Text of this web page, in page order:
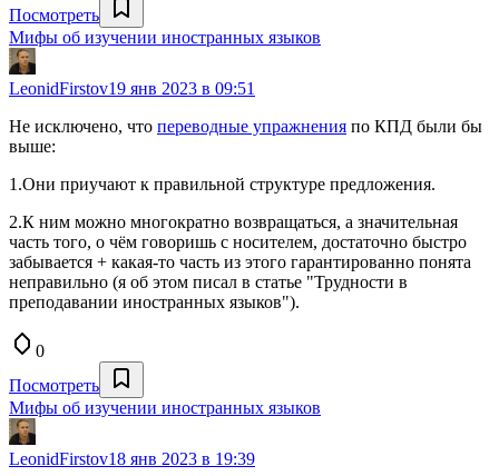
Посмотреть
Мифы об изучении иностранных языков
LeonidFirstov19 янв 2023 в 09:51
Не исключено, что переводные упражнения по КПД были бы
выше:
1.Они приучают к правильной структуре предложения.
2.К ним можно многократно возвращаться, а значительная
часть того, о чём говоришь с носителем, достаточно быстро
забывается + какая-то часть из этого гарантированно понята
неправильно (я об этом писал в статье "Трудности в
преподавании иностранных языков").
0
Посмотреть
Мифы об изучении иностранных языков
LeonidFirstov18 янв 2023 в 19:39